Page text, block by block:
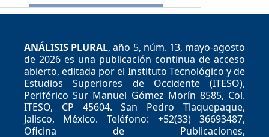
ANÁLISIS PLURAL, año 5, núm. 13, mayo-agosto
de 2026 es una publicación continua de acceso
abierto, editada por el Instituto Tecnológico y de
Estudios Superiores de Occidente (ITESO),
Periférico Sur Manuel Gómez Morín 8585, Col.
ITESO, CP 45604. San Pedro Tlaquepaque,
Jalisco, México. Teléfono: +52(33) 36693487,
Oficina de Publicaciones,